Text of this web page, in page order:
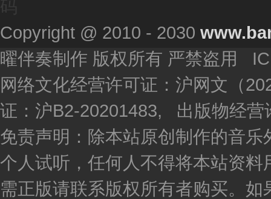
Copyright @ 2010 - 2030
曜伴奏制作 版权所有 严禁盗用
网络文化经营许可证：沪网文（
证：沪B2-20201483, 出版物经营
免责声明：除本站原创制作的音
个人试听，任何人不得将本站资
需正版请联系版权所有者购买。